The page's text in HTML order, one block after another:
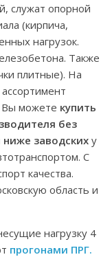
служат опорной
(кирпича,
нагрузок.
Также
плитные). На
Вы можете купить
без
заводских у
С
качества.
область и
нагрузку 4
прогонами ПРГ.